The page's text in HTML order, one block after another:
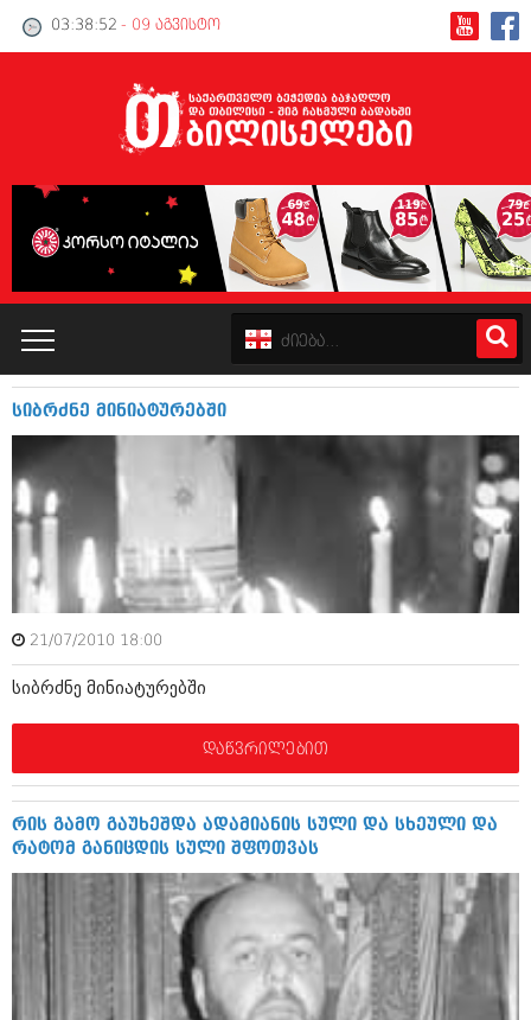
03:38:53 - 09 აგვისტო
პოლიტიკა
ინტერვიუები
საზოგადოება
მოდი, ვილაპარაკოთ
მედიცინა
სპორტი
კატალოგი
პოლიტიკა
ამბები
საზოგადოება
მოდი, ვილაპარაკოთ
მედიცინა
სპორტი
კადრს მიღმა
კულინარია
ავტორჩევები
სიბრძნე მინიატურებში
21/07/2010 18:00
სიბრძნე მინიატურებში
დაწვრილებით
რის გამო გაუხეშდა ადამიანის სული და სხეული და
რატომ განიცდის სული შფოთვას